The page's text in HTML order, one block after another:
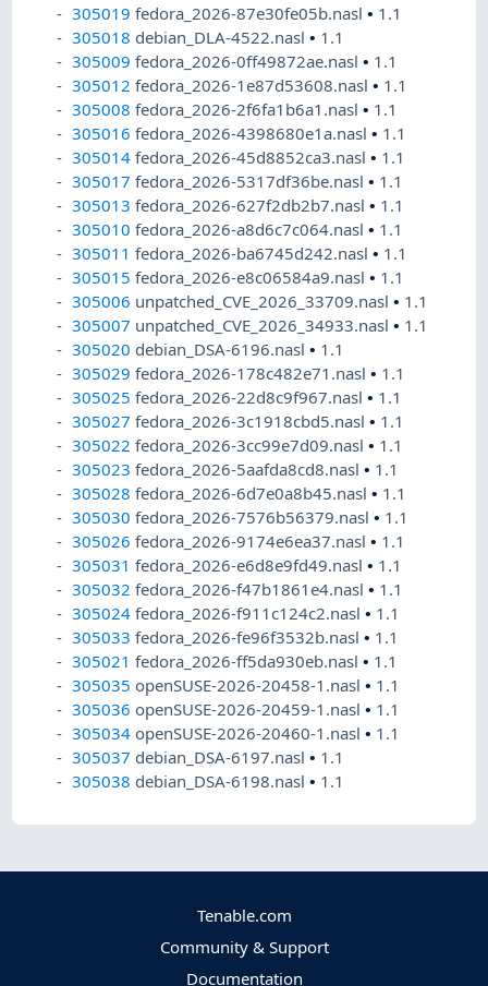
305019 fedora_2026-87e30fe05b.nasl• 1.1
305018 debian_DLA-4522.nasl• 1.1
305009 fedora_2026-0ff49872ae.nasl• 1.1
305012 fedora_2026-1e87d53608.nasl• 1.1
305008 fedora_2026-2f6fa1b6a1.nasl• 1.1
305016 fedora_2026-4398680e1a.nasl• 1.1
305014 fedora_2026-45d8852ca3.nasl• 1.1
305017 fedora_2026-5317df36be.nasl• 1.1
305013 fedora_2026-627f2db2b7.nasl• 1.1
305010 fedora_2026-a8d6c7c064.nasl• 1.1
305011 fedora_2026-ba6745d242.nasl• 1.1
305015 fedora_2026-e8c06584a9.nasl• 1.1
305006 unpatched_CVE_2026_33709.nasl• 1.1
305007 unpatched_CVE_2026_34933.nasl• 1.1
305020 debian_DSA-6196.nasl• 1.1
305029 fedora_2026-178c482e71.nasl• 1.1
305025 fedora_2026-22d8c9f967.nasl• 1.1
305027 fedora_2026-3c1918cbd5.nasl• 1.1
305022 fedora_2026-3cc99e7d09.nasl• 1.1
305023 fedora_2026-5aafda8cd8.nasl• 1.1
305028 fedora_2026-6d7e0a8b45.nasl• 1.1
305030 fedora_2026-7576b56379.nasl• 1.1
305026 fedora_2026-9174e6ea37.nasl• 1.1
305031 fedora_2026-e6d8e9fd49.nasl• 1.1
305032 fedora_2026-f47b1861e4.nasl• 1.1
305024 fedora_2026-f911c124c2.nasl• 1.1
305033 fedora_2026-fe96f3532b.nasl• 1.1
305021 fedora_2026-ff5da930eb.nasl• 1.1
305035 openSUSE-2026-20458-1.nasl• 1.1
305036 openSUSE-2026-20459-1.nasl• 1.1
305034 openSUSE-2026-20460-1.nasl• 1.1
305037 debian_DSA-6197.nasl• 1.1
305038 debian_DSA-6198.nasl• 1.1
Tenable.com
Community & Support
Documentation